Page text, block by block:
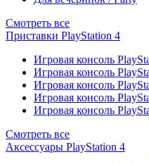
Смотреть все
Приставки PlayStation 4
Игровая консоль
Игровая консоль
Игровая консоль
Игровая консоль
Игровая консоль
Смотреть все
Аксессуары PlayStation 4